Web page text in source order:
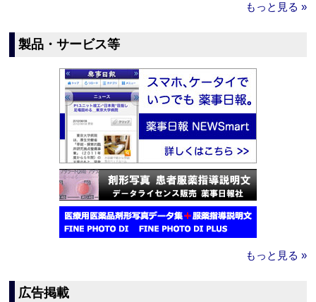
もっと見る »
製品・サービス等
もっと見る »
広告掲載